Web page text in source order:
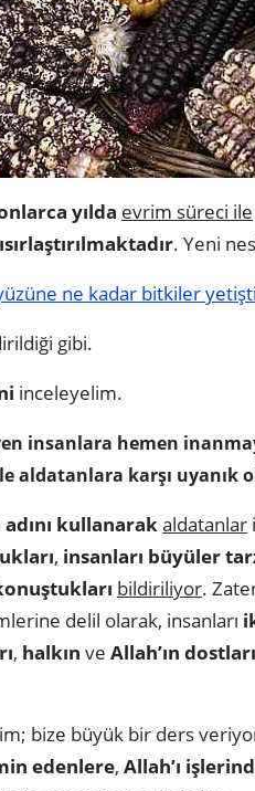
yılda evrim süreci ile
. Yeni
ne kadar bitkiler
gibi.
inceleyelim.
insanlara hemen
aldatanlara karşı uyanık
adını kullanarakaldatanlar
, insanları büyüler
bildiriliyor.
delil olarak, insanları
, halkın ve Allah’ın dostları
bize büyük bir ders
edenlere, Allah’ı